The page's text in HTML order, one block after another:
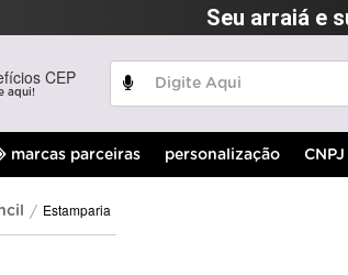
Seu arraiá e
CEP
aqui!
marcas parceiras personalização
Estamparia